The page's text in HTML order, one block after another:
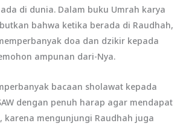
di dunia. Dalam buku Umrah karya
bahwa ketika berada di Raudhah,
doa dan dzikir kepada
ampunan dari-Nya.
bacaan sholawat kepada
dengan penuh harap agar mendapat
karena mengunjungi Raudhah juga